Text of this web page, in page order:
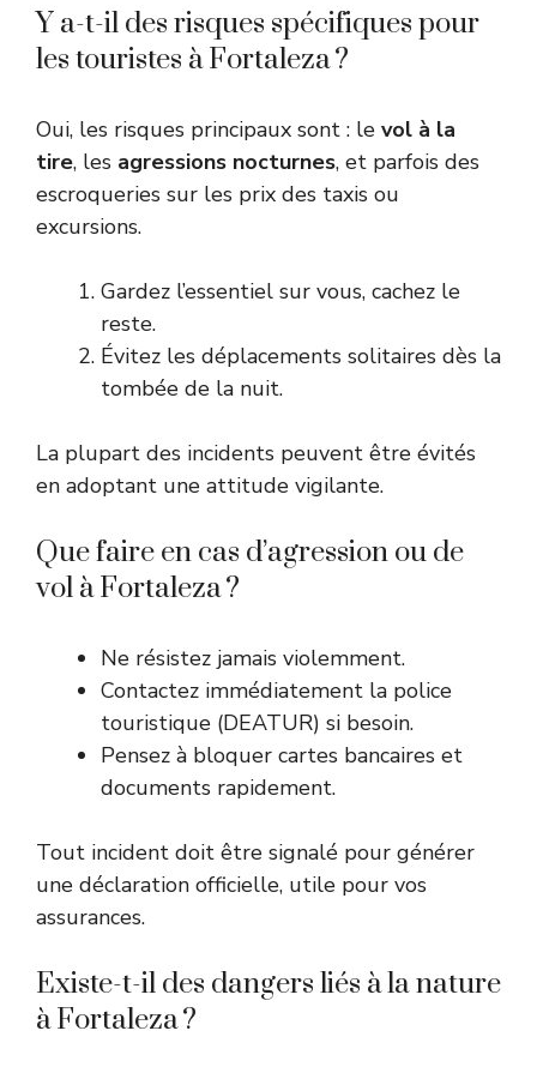
Y a-t-il des risques spécifiques pour
les touristes à Fortaleza ?
Oui, les risques principaux sont : le vol à la
tire, les agressions nocturnes, et parfois des
escroqueries sur les prix des taxis ou
excursions.
Gardez l’essentiel sur vous, cachez le
reste.
Évitez les déplacements solitaires dès la
tombée de la nuit.
La plupart des incidents peuvent être évités
en adoptant une attitude vigilante.
Que faire en cas d’agression ou de
vol à Fortaleza ?
Ne résistez jamais violemment.
Contactez immédiatement la police
touristique (DEATUR) si besoin.
Pensez à bloquer cartes bancaires et
documents rapidement.
Tout incident doit être signalé pour générer
une déclaration officielle, utile pour vos
assurances.
Existe-t-il des dangers liés à la nature
à Fortaleza ?